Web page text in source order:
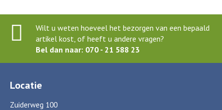
Wilt u weten hoeveel het bezorgen van een bepaald
artikel kost, of heeft u andere vragen?
Bel dan naar: 070 - 21 588 23
Locatie
Zuiderweg 100